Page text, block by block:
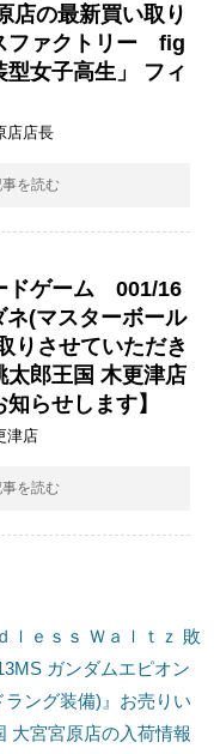
店の最新買い取り
ファクトリー fig
女子高生」 フィ
店店長
を読む
ドゲーム 001/16
(マスターボール
りさせていただき
太郎王国 木更津店
らせします】
津店
を読む
ｌｅｓｓ Ｗａｌｔｚ 敗
ガンダムエピオン
ング装備)』お売りい
大宮宮原店の入荷情報